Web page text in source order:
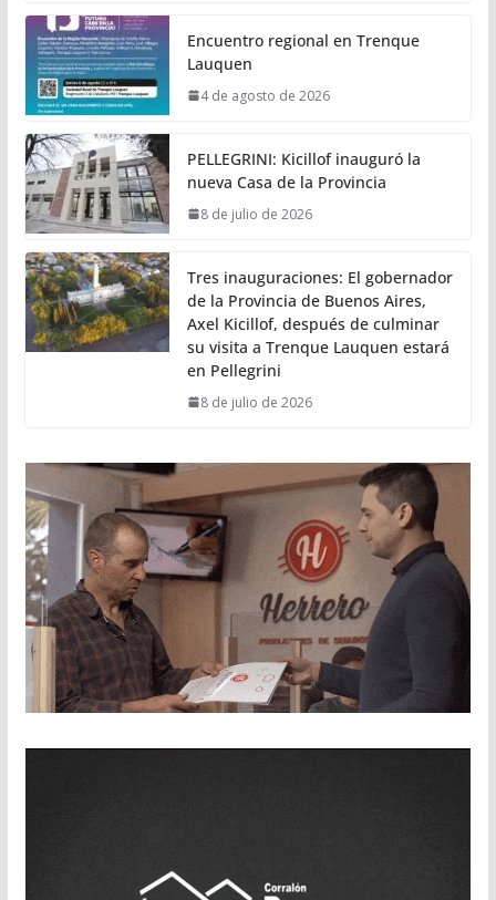
Encuentro regional en Trenque
Lauquen
4 de agosto de 2026
PELLEGRINI: Kicillof inauguró la
nueva Casa de la Provincia
8 de julio de 2026
Tres inauguraciones: El gobernador
de la Provincia de Buenos Aires,
Axel Kicillof, después de culminar
su visita a Trenque Lauquen estará
en Pellegrini
8 de julio de 2026